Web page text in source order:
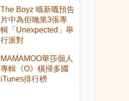
The Boyz 喺新嘅預告
片中為佢哋第3張專
輯「Unexpected」舉
行派對
MAMAMOO華莎個人
專輯《O》橫掃多國
iTunes排行榜